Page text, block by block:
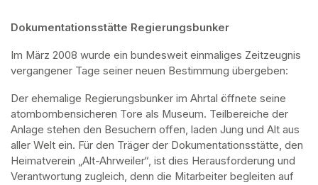
Dokumentationsstätte Regierungsbunker
Im März 2008 wurde ein bundesweit einmaliges Zeitzeugnis
vergangener Tage seiner neuen Bestimmung übergeben:
Der ehemalige Regierungsbunker im Ahrtal öffnete seine
atombombensicheren Tore als Museum. Teilbereiche der
Anlage stehen den Besuchern offen, laden Jung und Alt aus
aller Welt ein. Für den Träger der Dokumentationsstätte, den
Heimatverein „Alt-Ahrweiler“, ist dies Herausforderung und
Verantwortung zugleich, denn die Mitarbeiter begleiten auf